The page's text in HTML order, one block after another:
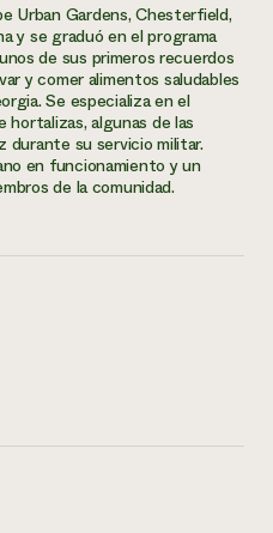
Urban Gardens, Chesterfield,
y se graduó en el programa
de sus primeros recuerdos
y comer alimentos saludables
Se especializa en el
hortalizas, algunas de las
durante su servicio militar.
en funcionamiento y un
de la comunidad.